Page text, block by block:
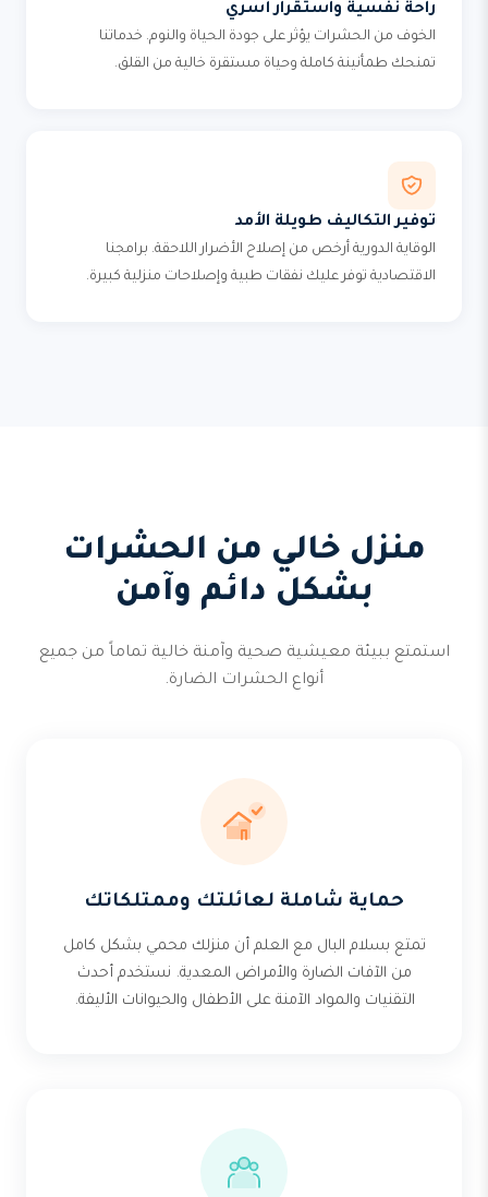
راحة نفسية واستقرار أسري
الخوف من الحشرات يؤثر على جودة الحياة والنوم. خدماتنا
تمنحك طمأنينة كاملة وحياة مستقرة خالية من القلق.
توفير التكاليف طويلة الأمد
الوقاية الدورية أرخص من إصلاح الأضرار اللاحقة. برامجنا
الاقتصادية توفر عليك نفقات طبية وإصلاحات منزلية كبيرة.
منزل خالي من الحشرات
بشكل دائم وآمن
استمتع ببيئة معيشية صحية وآمنة خالية تماماً من جميع
أنواع الحشرات الضارة.
حماية شاملة لعائلتك وممتلكاتك
تمتع بسلام البال مع العلم أن منزلك محمي بشكل كامل
من الآفات الضارة والأمراض المعدية. نستخدم أحدث
التقنيات والمواد الآمنة على الأطفال والحيوانات الأليفة.